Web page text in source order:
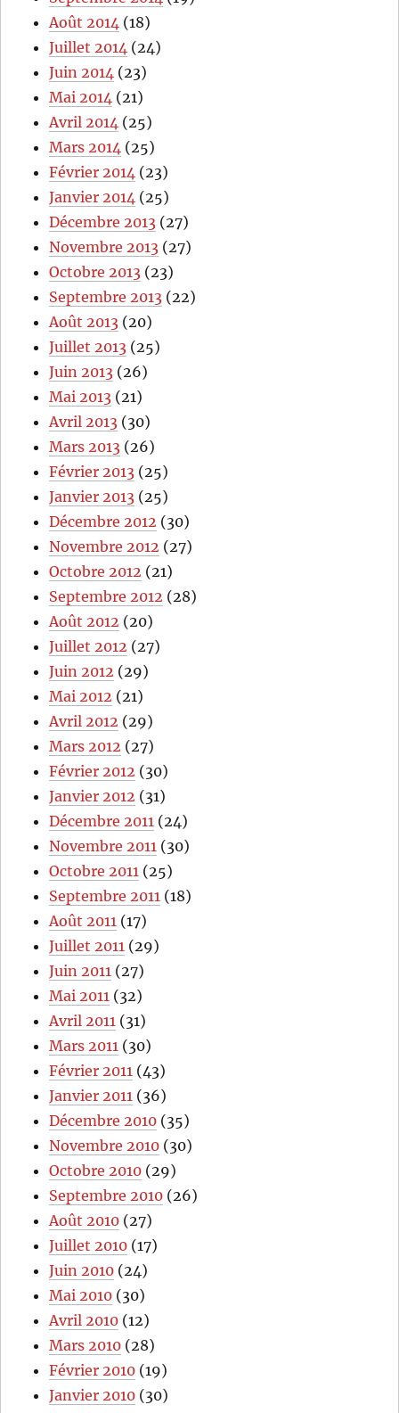
Août 2014 (18)
Juillet 2014 (24)
Juin 2014 (23)
Mai 2014 (21)
Avril 2014 (25)
Mars 2014 (25)
Février 2014 (23)
Janvier 2014 (25)
Décembre 2013 (27)
Novembre 2013 (27)
Octobre 2013 (23)
Septembre 2013 (22)
Août 2013 (20)
Juillet 2013 (25)
Juin 2013 (26)
Mai 2013 (21)
Avril 2013 (30)
Mars 2013 (26)
Février 2013 (25)
Janvier 2013 (25)
Décembre 2012 (30)
Novembre 2012 (27)
Octobre 2012 (21)
Septembre 2012 (28)
Août 2012 (20)
Juillet 2012 (27)
Juin 2012 (29)
Mai 2012 (21)
Avril 2012 (29)
Mars 2012 (27)
Février 2012 (30)
Janvier 2012 (31)
Décembre 2011 (24)
Novembre 2011 (30)
Octobre 2011 (25)
Septembre 2011 (18)
Août 2011 (17)
Juillet 2011 (29)
Juin 2011 (27)
Mai 2011 (32)
Avril 2011 (31)
Mars 2011 (30)
Février 2011 (43)
Janvier 2011 (36)
Décembre 2010 (35)
Novembre 2010 (30)
Octobre 2010 (29)
Septembre 2010 (26)
Août 2010 (27)
Juillet 2010 (17)
Juin 2010 (24)
Mai 2010 (30)
Avril 2010 (12)
Mars 2010 (28)
Février 2010 (19)
Janvier 2010 (30)